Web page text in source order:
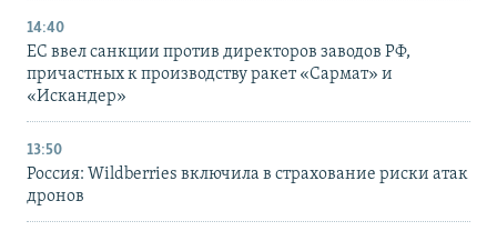
14:40
ЕС ввел санкции против директоров заводов РФ,
причастных к производству ракет «Сармат» и
«Искандер»
13:50
Россия: Wildberries включила в страхование риски атак
дронов